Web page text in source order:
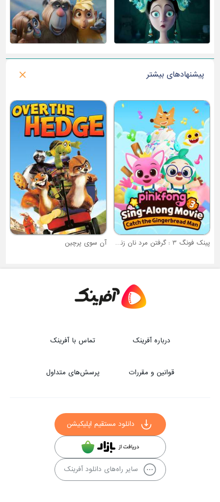
پیشنهادهای بیشتر
آن سوی پرچین
مرد سگی
درباره آفرینک تماس با آفرینک
قوانین و مقررات پرسش‌های متداول
دانلود مستقیم اپلیکیشن
سایر راه‌های دانلود آفرینک